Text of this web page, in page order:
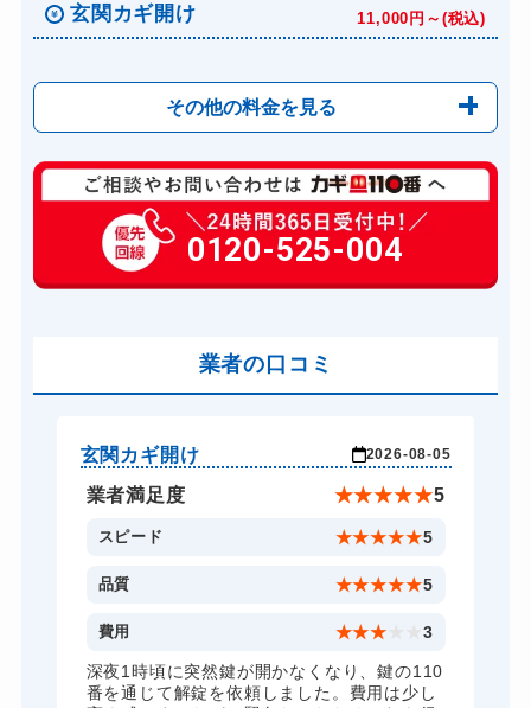
玄関カギ開け 11,000円～(税込)
その他の料金を見る
玄関カギ修理 6,600円～(税込)
玄関カギ交換 14,300円～(税込)
車カギ開け 13,200円～(税込)
ドアノブカギ開け 10,780円～(税込)
ドアノブカギ交換 11,000円～(税込)
0120-525-004
業者の口コミ
玄関カギ開け 2026-08-05
業者満足度 ★★★★★5
スピード ★★★★★5
品質 ★★★★★5
費用 ★★★ 3
深夜1時頃に突然鍵が開かなくなり、鍵の110
番を通じて解錠を依頼しました。費用は少し